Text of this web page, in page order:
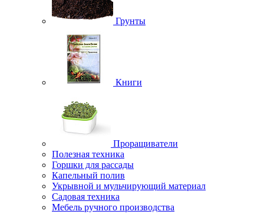
Грунты
Книги
Проращиватели
Полезная техника
Горшки для рассады
Капельный полив
Укрывной и мульчирующий материал
Садовая техника
Мебель ручного производства